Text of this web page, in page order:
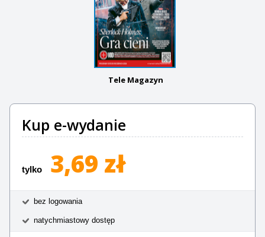
Tele Magazyn
Kup e-wydanie
tylko 3,69 zł
bez logowania
natychmiastowy dostęp